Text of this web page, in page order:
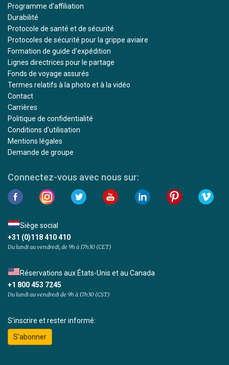
Programme d'affiliation
Durabilité
Protocole de santé et de sécurité
Protocoles de sécurité pour la grippe aviaire
Formation de guide d'expédition
Lignes directrices pour le partage
Fonds de voyage assurés
Termes relatifs à la photo et à la vidéo
Contact
Carrières
Politique de confidentialité
Conditions d'utilisation
Mentions légales
Demande de groupe
Connectez-vous avec nous sur:
Siège social
+31 (0)118 410 410
Du lundi au vendredi, de 9h à 17h30 (CET)
Réservations aux États-Unis et au Canada
+1 800 453 7245
Du lundi au vendredi de 9h à 17h30 (CST)
S'inscrire et rester informé:
S'abonner